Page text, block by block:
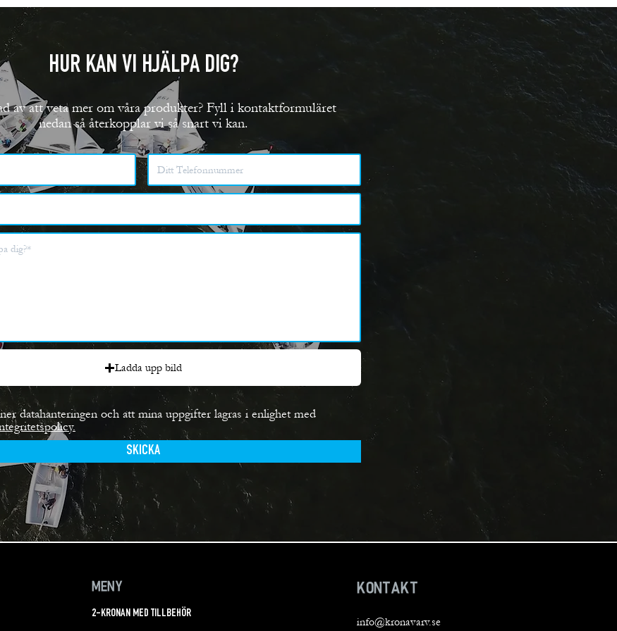
HUR KAN VI HJÄLPA DIG?
av att veta mer om våra produkter? Fyll i kontaktformuläret
nedan så återkopplar vi så snart vi kan.
Ladda upp bild
datahanteringen och att mina uppgifter lagras i enlighet med
SKICKA
MENY
2-KRONAN MED TILLBEHÖR
KONTAKT
info@kronavarv.se